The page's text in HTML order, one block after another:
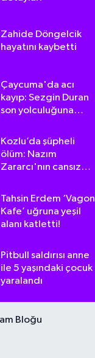
Zahide Döngelcik
hayatını kaybetti
Çaycuma'da acı
kayıp: Sezgin Duran
son yolculuğuna
Kozlu’da şüpheli
ölüm: Nazım
Zararcı'nın cansız
Tahsin Erdem ‘Vagon
Kafe’ uğruna yeşil
alanı katletti!
Pitbull saldırısı anne
ile 5 yaşındaki çocuk
yaralandı